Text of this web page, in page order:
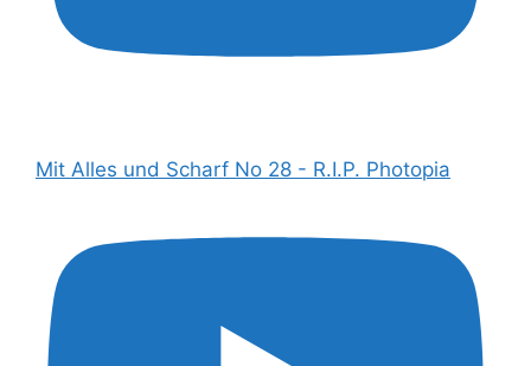
Mit Alles und Scharf No 28 - R.I.P. Photopia